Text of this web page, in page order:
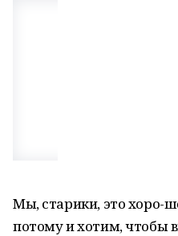
Мы, старики, это хоро-
потому и хотим, чтобы